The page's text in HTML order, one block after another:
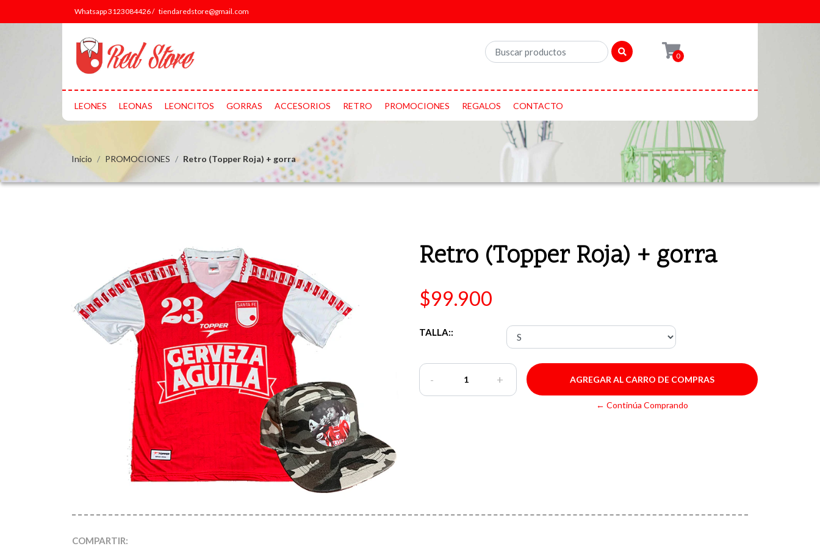
Whatsapp 3123084426 / tiendaredstore@gmail.com
0
LEONES LEONAS LEONCITOS GORRAS ACCESORIOS RETRO PROMOCIONES REGALOS CONTACTO
Inicio PROMOCIONES Retro (Topper Roja) + gorra
Retro (Topper Roja) + gorra
$99.900
TALLA::
- +
← Continúa Comprando
COMPARTIR: